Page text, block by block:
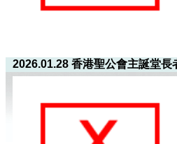
2026.01.28 香港聖公會主誕堂長